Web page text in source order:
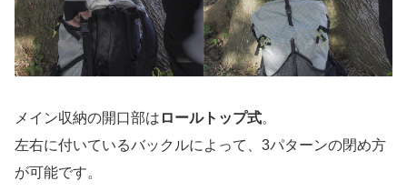
メイン収納の開口部は ロールトップ式。
左右に付いているバックルによって、3パターンの閉め方
が可能です。